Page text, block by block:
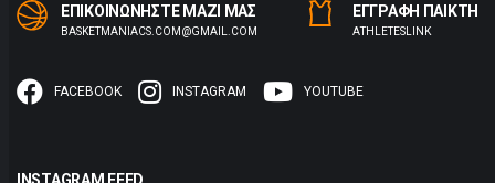
ΕΠΙΚΟΙΝΩΝΗΣΤΕ ΜΑΖΙ ΜΑΣ
BASKETMANIACS.COM@GMAIL.COM
ΕΓΓΡΑΦΗ ΠΑΙΚΤΗ
ΑTHLETESLINK
FACEBOOK INSTAGRAM YOUTUBE